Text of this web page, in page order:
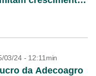
03/24 - 12:11min
da Adecoagro